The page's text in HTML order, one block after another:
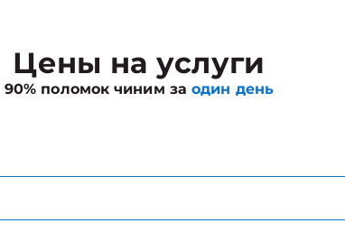
Цены на услуги
90% поломок чиним заодин день